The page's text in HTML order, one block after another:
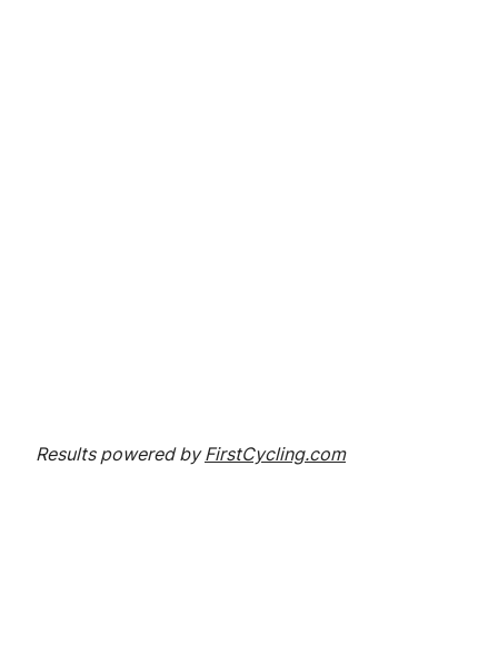
Results powered byFirstCycling.com